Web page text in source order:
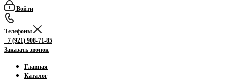
Войти
Телефоны
+7 (921) 908-71-85
Заказать звонок
Главная
Каталог